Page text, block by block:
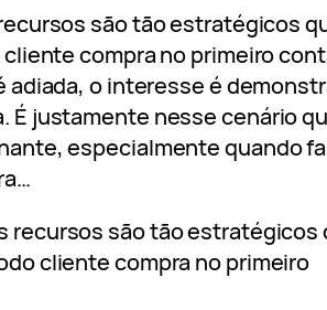
são tão estratégicos
compra no primeiro
adiada, o interesse é
É justamente nesse cenário
especialmente quando
recursos são tão estratégicos
cliente compra no primeiro